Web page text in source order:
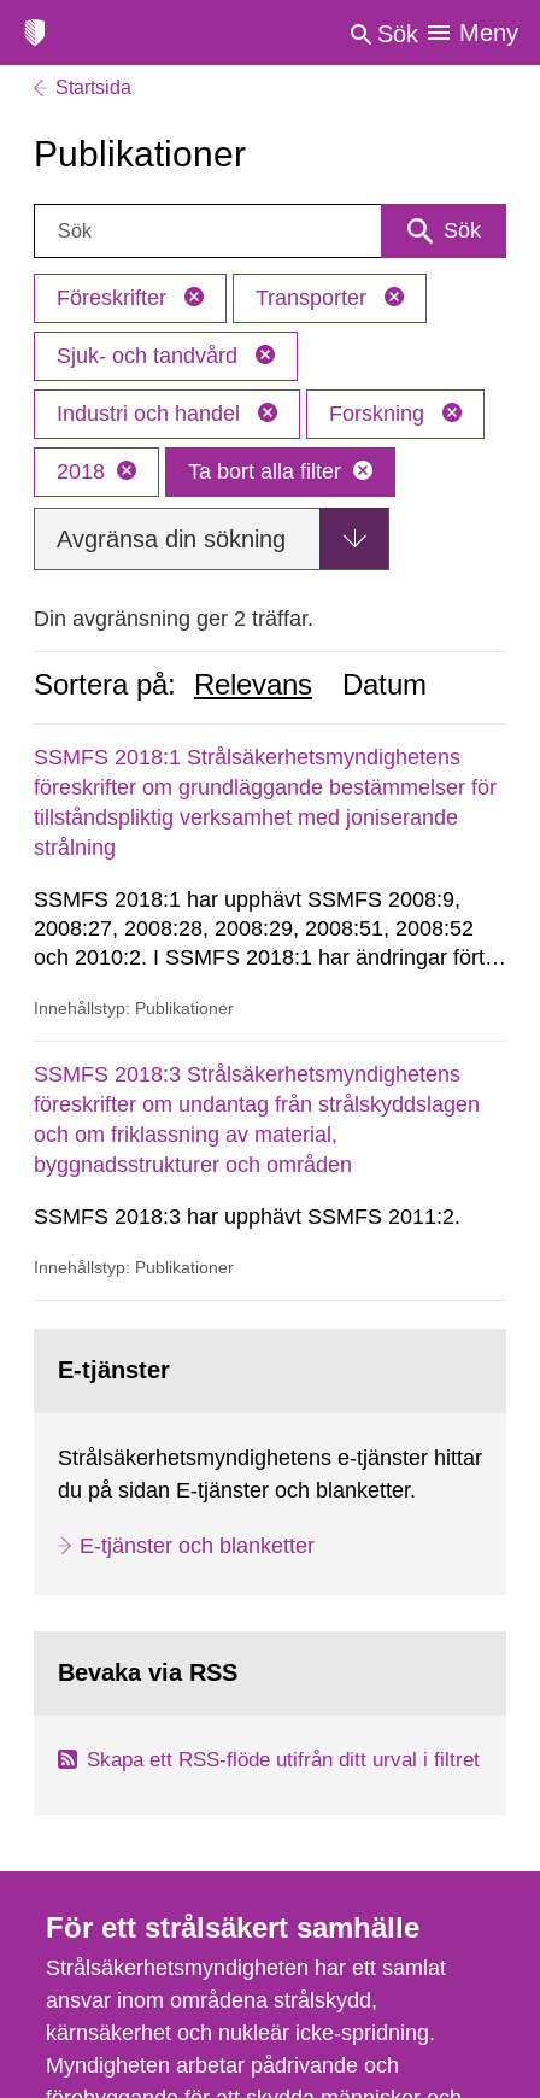
Sök Meny
Startsida
Publikationer
Sök: Sök
Föreskrifter Transporter
Sjuk- och tandvård
Industri och handel Forskning
2018 Ta bort alla filter
Avgränsa din sökning
Din avgränsning ger 2 träffar.
Sortera på: Relevans Datum
SSMFS 2018:1 Strålsäkerhetsmyndighetens
föreskrifter om grundläggande bestämmelser för
tillståndspliktig verksamhet med joniserande
strålning
SSMFS 2018:1 har upphävt SSMFS 2008:9,
2008:27, 2008:28, 2008:29, 2008:51, 2008:52
och 2010:2. I SSMFS 2018:1 har ändringar förts
SSMFS 2022:14, SSMFS 2024:2 och SSMFS
Innehållstyp: Publikationer
SSMFS 2018:3 Strålsäkerhetsmyndighetens
föreskrifter om undantag från strålskyddslagen
och om friklassning av material,
byggnadsstrukturer och områden
SSMFS 2018:3 har upphävt SSMFS 2011:2.
Innehållstyp: Publikationer
sida:E-tjänster
Strålsäkerhetsmyndighetens e-tjänster hittar
du på sidan E-tjänster och blanketter.
E-tjänster och blanketter
Bevaka via RSS
Skapa ett RSS-flöde utifrån ditt urval i filtret
För ett strålsäkert samhälle
Strålsäkerhetsmyndigheten har ett samlat
ansvar inom områdena strålskydd,
kärnsäkerhet och nukleär icke-spridning.
Myndigheten arbetar pådrivande och